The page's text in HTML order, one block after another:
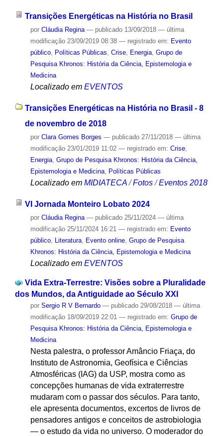
Transições Energéticas na História no Brasil
por Cláudia Regina — publicado13/09/2018 — última
modificação23/09/2019 08:38 — registrado em: Evento
público, Políticas Públicas, Crise, Energia, Grupo de
Pesquisa Khronos: História da Ciência, Epistemologia e
Medicina
Localizado em EVENTOS
Transições Energéticas na História no Brasil - 8
de novembro de 2018
por Clara Gomes Borges — publicado27/11/2018 — última
modificação23/01/2019 11:02 — registrado em: Crise,
Energia, Grupo de Pesquisa Khronos: História da Ciência,
Epistemologia e Medicina, Políticas Públicas
Localizado em MIDIATECA /Fotos /Eventos 2018
VI Jornada Monteiro Lobato 2024
por Cláudia Regina — publicado25/11/2024 — última
modificação25/11/2024 16:21 — registrado em: Evento
público, Literatura, Evento online, Grupo de Pesquisa
Khronos: História da Ciência, Epistemologia e Medicina
Localizado em EVENTOS
Vida Extra-Terrestre: Visões sobre a Pluralidade
dos Mundos, da Antiguidade ao Século XXI
por Sergio R V Bernardo — publicado29/08/2018 — última
modificação18/09/2019 22:01 — registrado em: Grupo de
Pesquisa Khronos: História da Ciência, Epistemologia e
Medicina
Nesta palestra, o professor Amâncio Friaça, do
Instituto de Astronomia, Geofísica e Ciências
Atmosféricas (IAG) da USP, mostra como as
concepções humanas de vida extraterrestre
mudaram com o passar dos séculos. Para tanto,
ele apresenta documentos, excertos de livros de
pensadores antigos e conceitos de astrobiologia
— o estudo da vida no universo. O moderador do